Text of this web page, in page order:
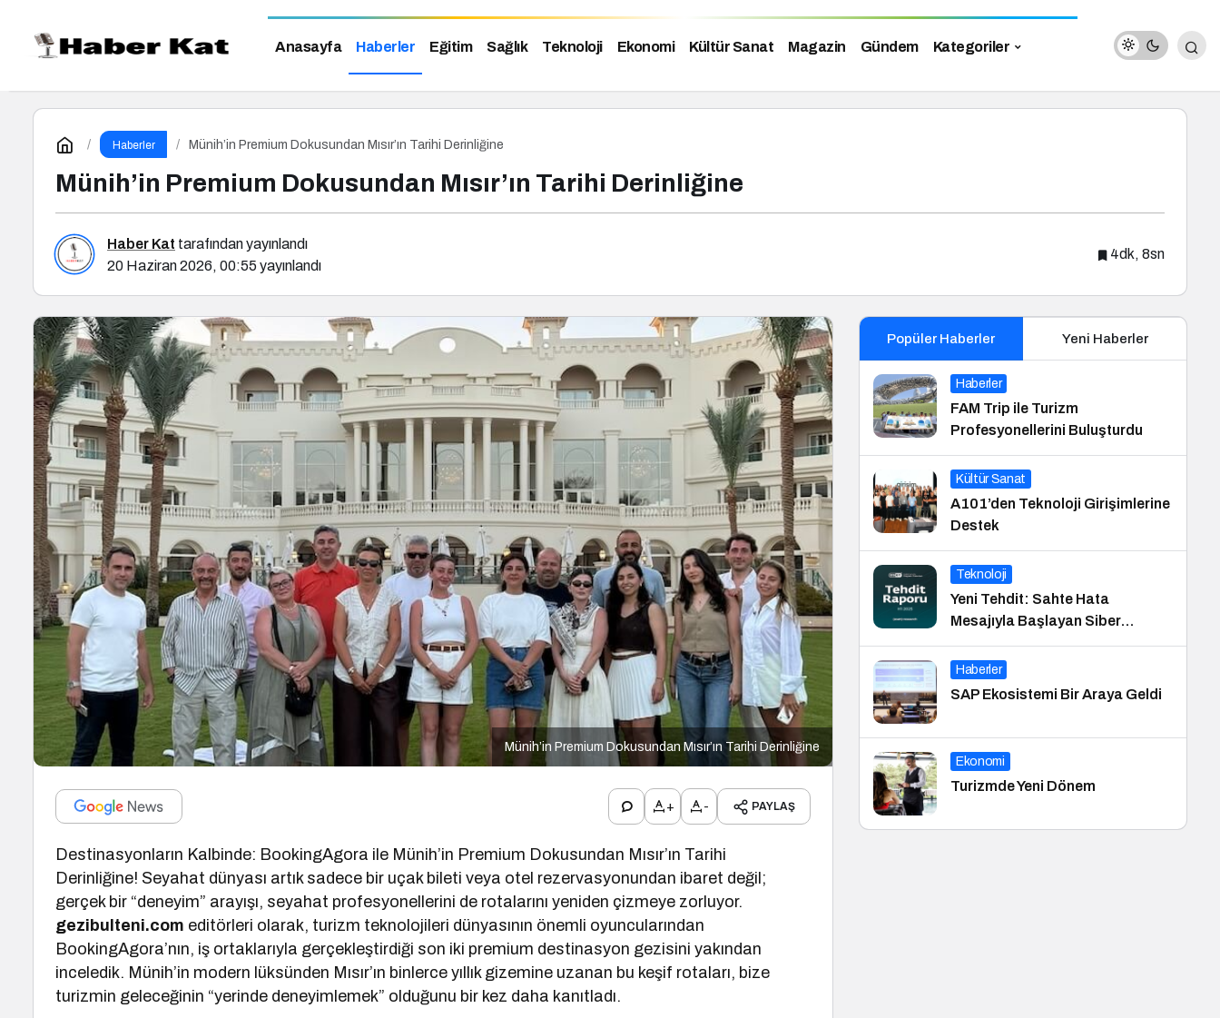
Anasayfa Haberler Eğitim Sağlık Teknoloji Ekonomi Kültür Sanat Magazin Gündem Kategoriler
Haberler Münih’in Premium Dokusundan Mısır’ın Tarihi Derinliğine
Münih’in Premium Dokusundan Mısır’ın Tarihi Derinliğine
Haber Kat tarafından yayınlandı
20 Haziran 2026, 00:55 yayınlandı
4dk, 8sn
Münih’in Premium Dokusundan Mısır’ın Tarihi Derinliğine
+ - PAYLAŞ
Destinasyonların Kalbinde: BookingAgora ile Münih’in Premium Dokusundan Mısır’ın Tarihi
Derinliğine! Seyahat dünyası artık sadece bir uçak bileti veya otel rezervasyonundan ibaret değil;
gerçek bir “deneyim” arayışı, seyahat profesyonellerini de rotalarını yeniden çizmeye zorluyor.
gezibulteni.com editörleri olarak, turizm teknolojileri dünyasının önemli oyuncularından
BookingAgora’nın, iş ortaklarıyla gerçekleştirdiği son iki premium destinasyon gezisini yakından
inceledik. Münih’in modern lüksünden Mısır’ın binlerce yıllık gizemine uzanan bu keşif rotaları, bize
turizmin geleceğinin “yerinde deneyimlemek” olduğunu bir kez daha kanıtladı.
Popüler Haberler Yeni Haberler
Haberler
FAM Trip ile Turizm
Profesyonellerini Buluşturdu
Kültür Sanat
A101’den Teknoloji Girişimlerine
Destek
Teknoloji
Yeni Tehdit: Sahte Hata
Mesajıyla Başlayan Siber
Saldırılar Yükselişte
Haberler
SAP Ekosistemi Bir Araya Geldi
Ekonomi
Turizmde Yeni Dönem